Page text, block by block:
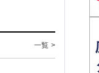
一覧 >